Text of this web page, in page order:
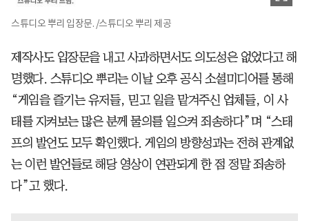
스튜디오 뿌리 입장문. /스튜디오 뿌리 제공
제작사도 입장문을 내고 사과하면서도 의도성은 없었다고 해
명했다. 스튜디오 뿌리는 이날 오후 공식 소셜미디어를 통해
“게임을 즐기는 유저들, 믿고 일을 맡겨주신 업체들, 이 사
태를 지켜보는 많은 분께 물의를 일으켜 죄송하다”며 “스태
프의 발언도 모두 확인했다. 게임의 방향성과는 전혀 관계없
는 이런 발언들로 해당 영상이 연관되게 한 점 정말 죄송하
다”고 했다.